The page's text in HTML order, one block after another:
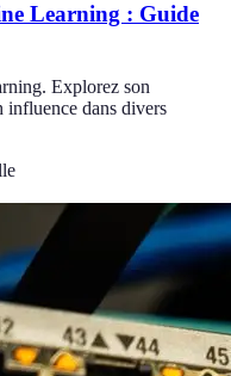
Learning : Guide
Explorez son
influence dans divers